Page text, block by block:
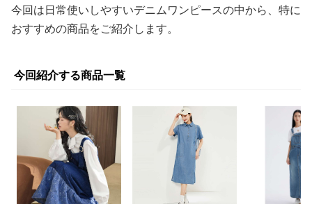
今回は日常使いしやすいデニムワンピースの中から、特に
おすすめの商品をご紹介します。
今回紹介する商品一覧